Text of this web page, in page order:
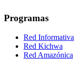
Programas
Red Informativa
Red Kichwa
Red Amazónica